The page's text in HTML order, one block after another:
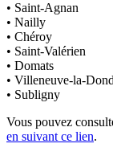
• Saint-Agnan
• Nailly
• Chéroy
• Saint-Valérien
• Domats
• Villeneuve-la-
• Subligny
Vous pouvez
en suivant ce lien.